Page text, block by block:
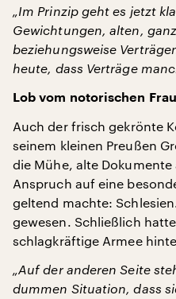
„Im Prinzip geht es jetzt
Gewichtungen, alten,
beziehungsweise
heute, dass Verträge
Lob vom notorischen
Auch der frisch gekrönte
seinem kleinen Preußen
die Mühe, alte
Anspruch auf eine
geltend machte:
gewesen. Schließlich
schlagkräftige Armee
„Auf der anderen Seite
dummen Situation, dass